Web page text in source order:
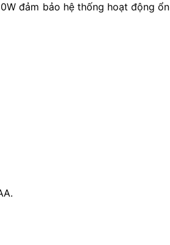
đảm bảo hệ thống hoạt động ổn